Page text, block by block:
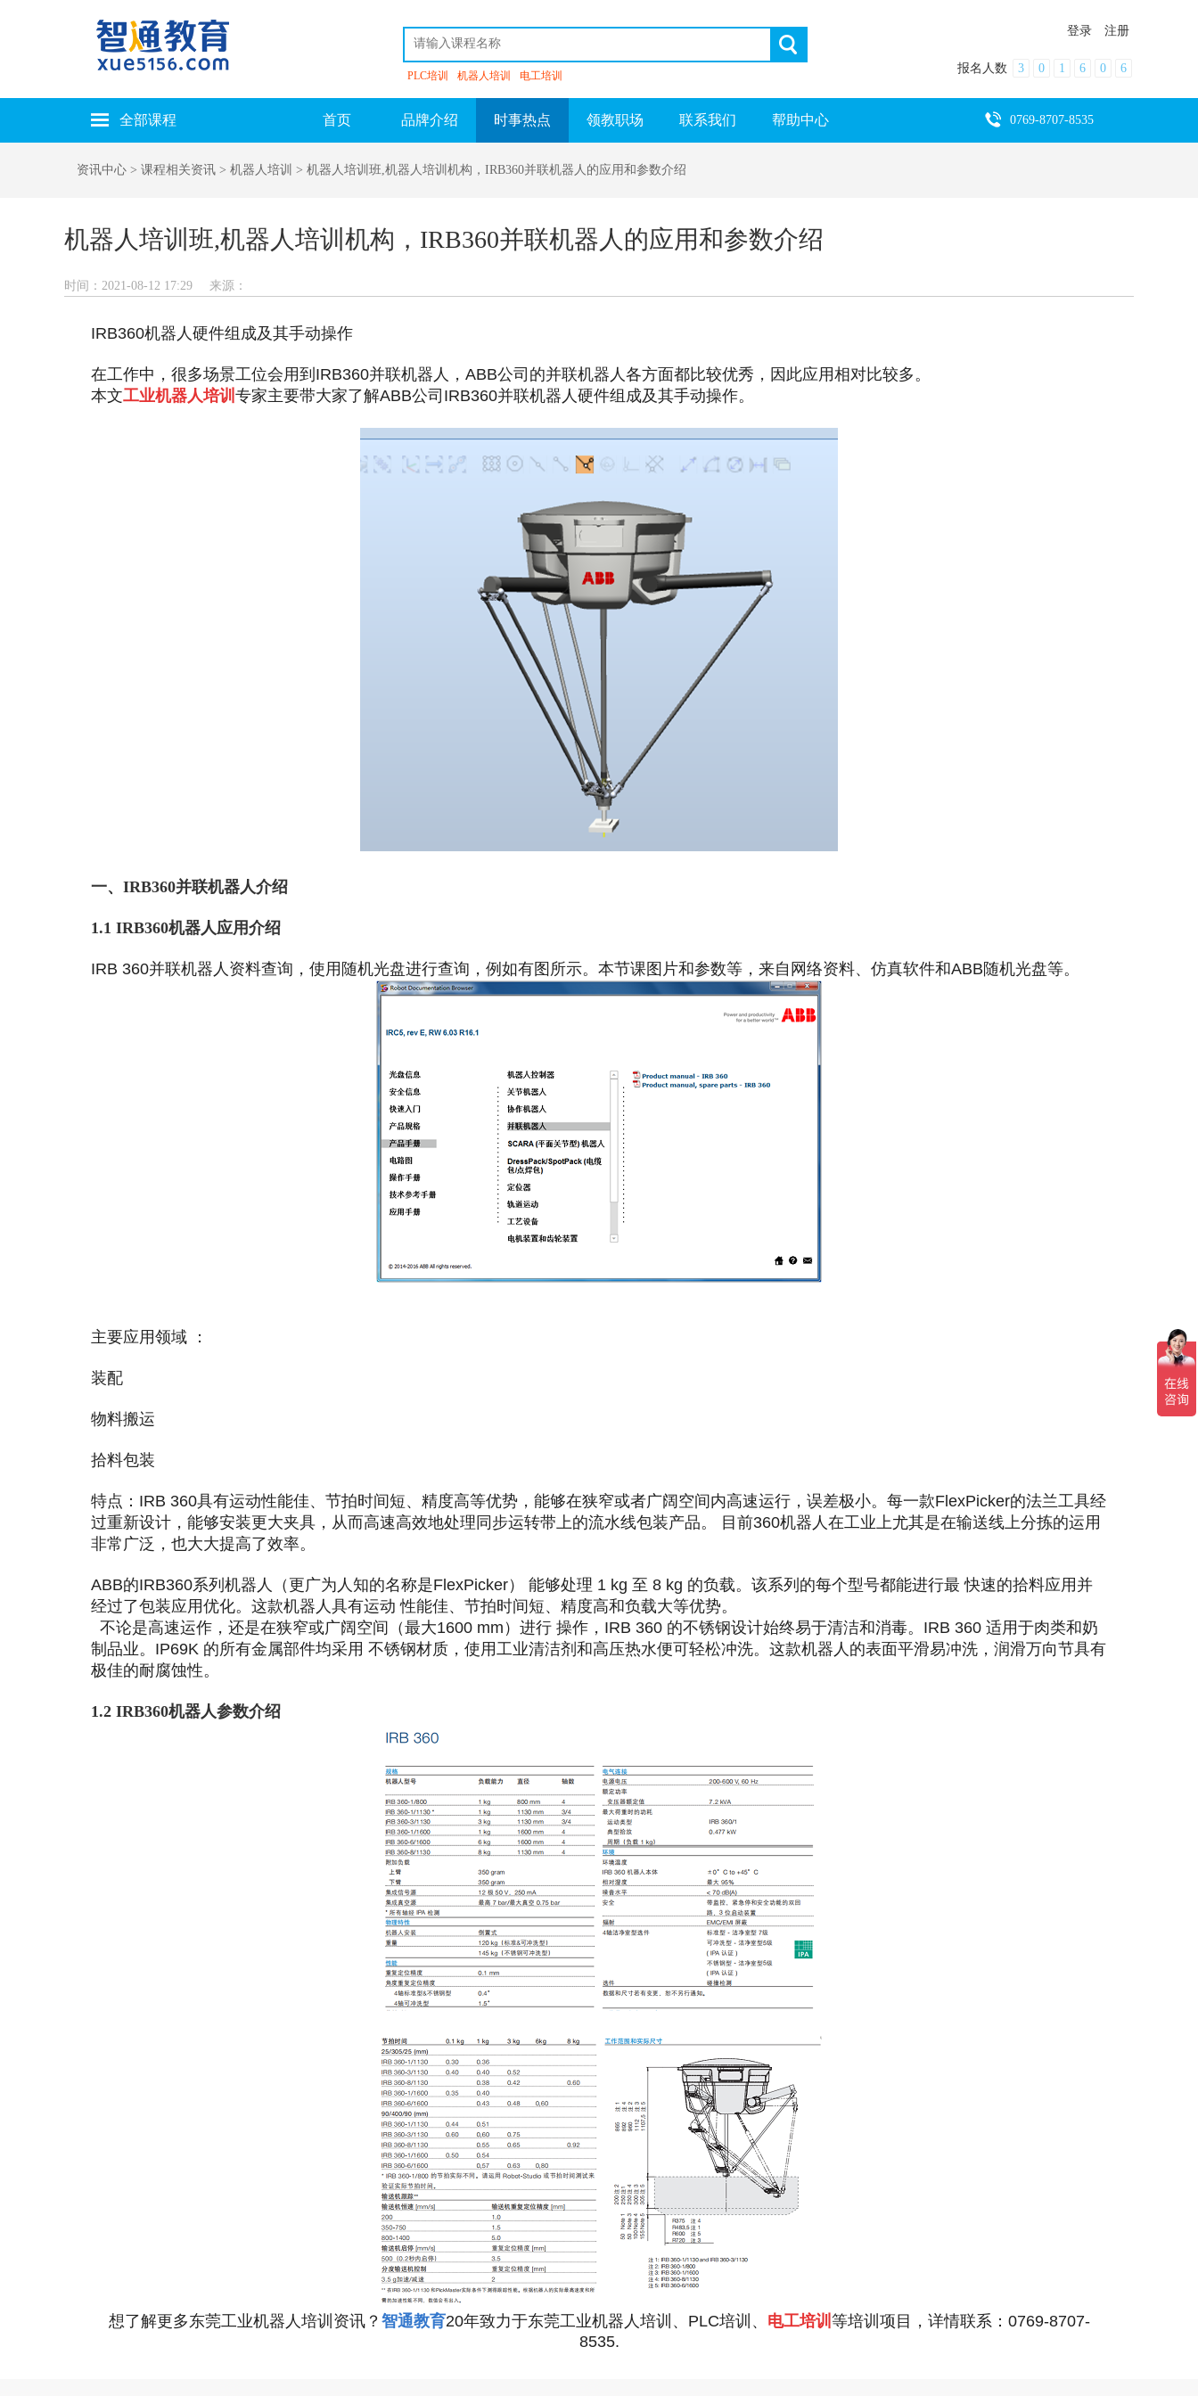
PLC培训 机器人培训 电工培训
登录 注册
报名人数 3 0 1 6 0 6
首页 品牌介绍 时事热点 领教职场 联系我们 帮助中心 0769-8707-8535
全部课程
资讯中心 > 课程相关资讯 > 机器人培训 > 机器人培训班,机器人培训机构，IRB360并联机器人的应用和参数介绍
机器人培训班,机器人培训机构，IRB360并联机器人的应用和参数介绍
时间：2021-08-12 17:29 来源：
IRB360机器人硬件组成及其手动操作
在工作中，很多场景工位会用到IRB360并联机器人，ABB公司的并联机器人各方面都比较优秀，因此应用相对比较多。
本文工业机器人培训 专家主要带大家了解ABB公司IRB360并联机器人硬件组成及其手动操作。
一、IRB360并联机器人介绍
1.1 IRB360机器人应用介绍
IRB 360并联机器人资料查询，使用随机光盘进行查询，例如有图所示。本节课图片和参数等，来自网络资料、仿真软件和ABB随机光盘等。
主要应用领域 ：
装配
物料搬运
拾料包装
特点：IRB 360具有运动性能佳、节拍时间短、精度高等优势，能够在狭窄或者广阔空间内高速运行，误差极小。每一款FlexPicker的法兰工具经
过重新设计，能够安装更大夹具，从而高速高效地处理同步运转带上的流水线包装产品。 目前360机器人在工业上尤其是在输送线上分拣的运用
非常广泛，也大大提高了效率。
ABB的IRB360系列机器人（更广为人知的名称是FlexPicker） 能够处理 1 kg 至 8 kg 的负载。该系列的每个型号都能进行最 快速的拾料应用并
经过了包装应用优化。这款机器人具有运动 性能佳、节拍时间短、精度高和负载大等优势。
不论是高速运作，还是在狭窄或广阔空间（最大1600 mm）进行 操作，IRB 360 的不锈钢设计始终易于清洁和消毒。IRB 360 适用于肉类和奶
制品业。IP69K 的所有金属部件均采用 不锈钢材质，使用工业清洁剂和高压热水便可轻松冲洗。这款机器人的表面平滑易冲洗，润滑万向节具有
极佳的耐腐蚀性。
1.2 IRB360机器人参数介绍
想了解更多东莞工业机器人培训资讯？ 智通教育20年致力于东莞工业机器人培训、PLC培训、 电工培训 等培训项目，详情联系：0769-8707-
8535.